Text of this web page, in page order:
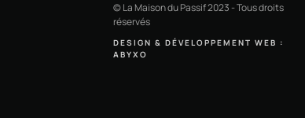
© La Maison du Passif 2023 - Tous droits
réservés
DESIGN & DÉVELOPPEMENT WEB :
ABYXO